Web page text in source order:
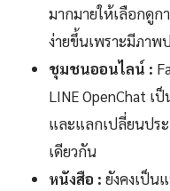
มากมายให้เลือกดูก
ง่ายขึ้นเพราะมีภา
ชุมชนออนไลน์ :
LINE OpenChat
และแลกเปลี่ยนปร
เดียวกัน
หนังสือ : ยังคงเป็น